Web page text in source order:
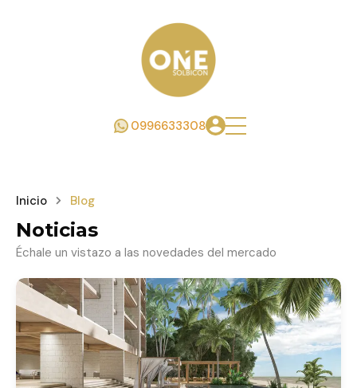
0996633308
Inicio Blog
Noticias
Échale un vistazo a las novedades del mercado